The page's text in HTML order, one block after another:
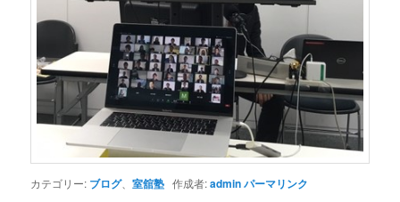
カテゴリー: ブログ、室舘塾 作成者:adminパーマリンク